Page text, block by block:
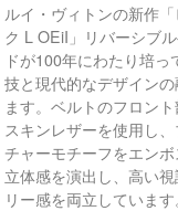
ルイ・ヴィトンの新作
ク L OEiI」リバーシブ
ドが100年にわたり培っ
技と現代的なデザイン
ます。ベルトのフロン
スキンレザーを使用し
チャーモチーフをエン
立体感を演出し、高い
リー感を両立しています。